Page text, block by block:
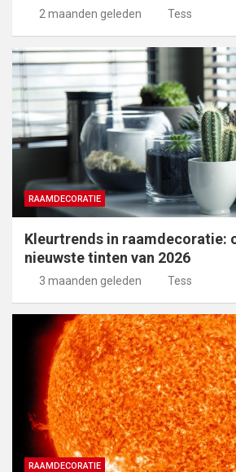
2 maanden geleden Tess
RAAMDECORATIE
Kleurtrends in raamdecoratie:
nieuwste tinten van 2026
3 maanden geleden Tess
RAAMDECORATIE